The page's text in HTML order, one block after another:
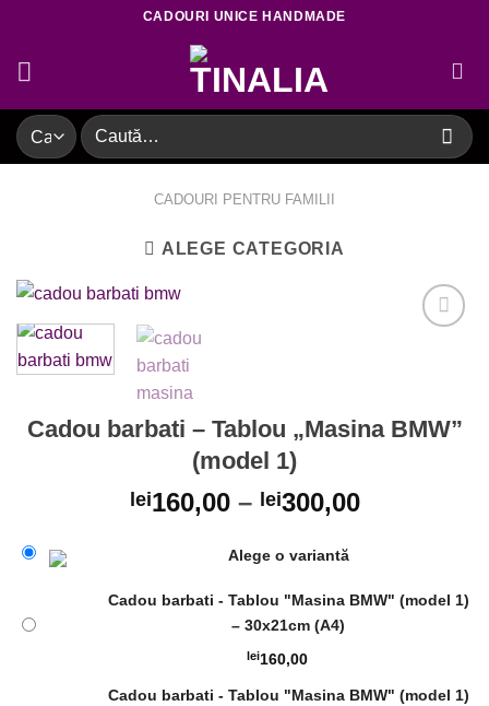
content
CADOURI UNICE HANDMADE
Caută
după:
CADOURI PENTRU FAMILII
ALEGE CATEGORIA
Cadou barbati – Tablou „Masina BMW”
(model 1)
lei160,00– lei300,00
Alege o variantă
Cadou barbati - Tablou "Masina BMW" (model 1)
– 30x21cm (A4)
lei160,00
Cadou barbati - Tablou "Masina BMW" (model 1)